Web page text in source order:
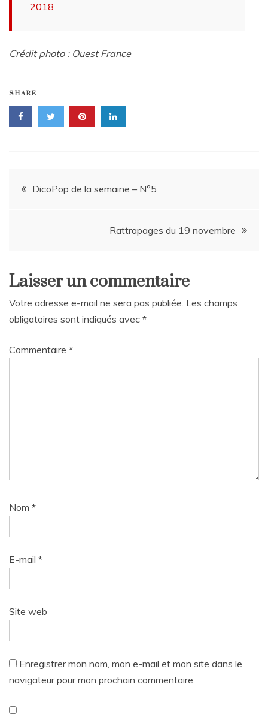
2018
Crédit photo : Ouest France
SHARE
Navigation
DicoPop de la semaine – N°5
Rattrapages du 19 novembre
Laisser un commentaire
Votre adresse e-mail ne sera pas publiée. Les champs
obligatoires sont indiqués avec *
Commentaire *
Nom *
E-mail *
Site web
Enregistrer mon nom, mon e-mail et mon site dans le
navigateur pour mon prochain commentaire.